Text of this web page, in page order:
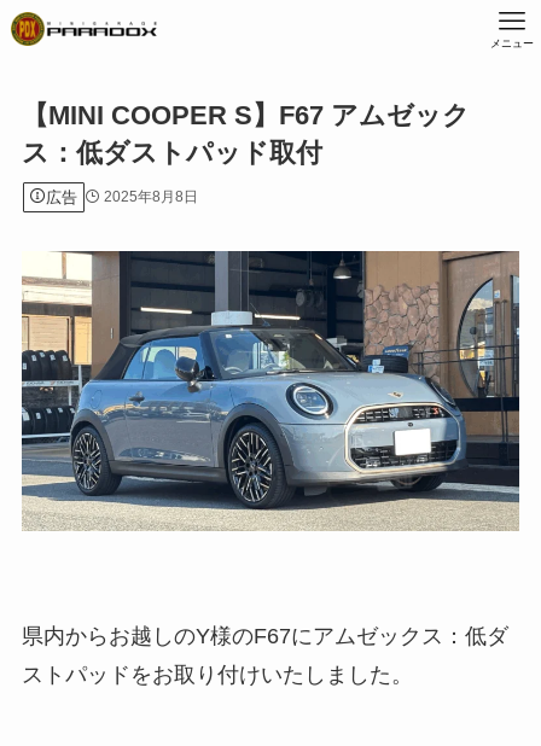
メニュー
【MINI COOPER S】F67 アムゼック
ス：低ダストパッド取付
広告 2025年8月8日
県内からお越しのY様のF67にアムゼックス：低ダ
ストパッドをお取り付けいたしました。